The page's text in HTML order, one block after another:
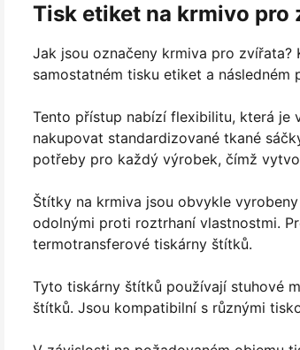
Tisk etiket na krmivo pro
Jak jsou označeny krmiva pro
samostatném tisku etiket a následném
Tento přístup nabízí flexibilitu, která je
nakupovat standardizované tkané
potřeby pro každý výrobek, čímž
Štítky na krmiva jsou obvykle
odolnými proti roztrhaní vlastnostmi.
termotransferové tiskárny štítků.
Tyto tiskárny štítků používají stuhové
štítků. Jsou kompatibilní s různými